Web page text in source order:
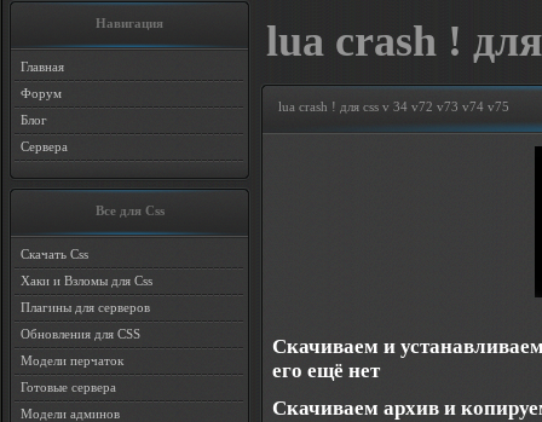
Навигация
Главная
Форум
Блог
Сервера
Все для Css
Скачать Css
Хаки и Взломы для Css
Плагины для серверов
Обновления для CSS
Модели перчаток
Готовые сервера
Модели админов
lua crash !
lua crash ! для css v 34 v72 v73 v74 v75
Скачиваем и
его ещё нет
Скачиваем архив и